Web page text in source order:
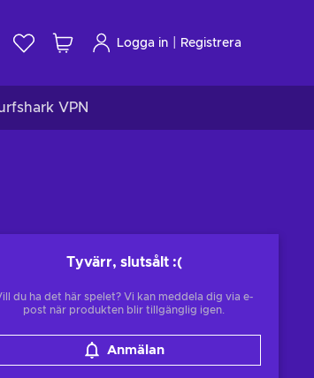
Logga in Registrera
VPN
Tyvärr, slutsålt :(
du ha det här spelet? Vi kan meddela dig via e-
post när produkten blir tillgänglig igen.
Anmälan